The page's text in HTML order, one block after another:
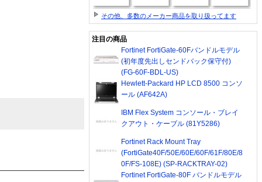
その他、多数のメーカー商品を取り扱ってます
注目の商品
Fortinet FortiGate-60Fバンドルモデル
(初年度先出しセンドバック保守付)
(FG-60F-BDL-US)
Hewlett-Packard HP LCD 8500 コンソ
ール (AF642A)
IBM Flex System コンソール・ブレイ
クアウト・ケーブル (81Y5286)
Fortinet Rack Mount Tray
(FortiGate40F/50E/60E/60F/61F/80E/8
0F/FS-108E) (SP-RACKTRAY-02)
Fortinet FortiGate-80F バンドルモデル